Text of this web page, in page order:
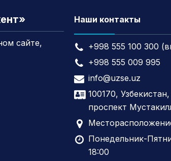
сайте,
Наши контакты
+998 555 100 300
+998 555 009 995
info@uzse.uz
100170,
проспект
Понедельник-
18:00